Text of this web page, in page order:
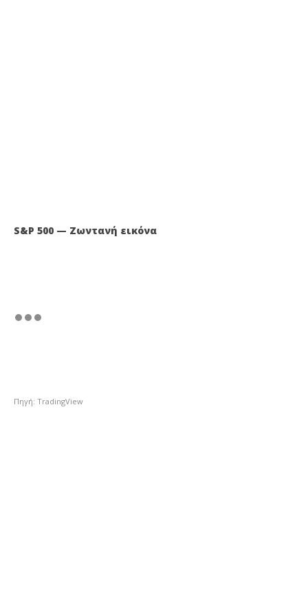
S&P 500 — Ζωντανή εικόνα
Πηγή: TradingView